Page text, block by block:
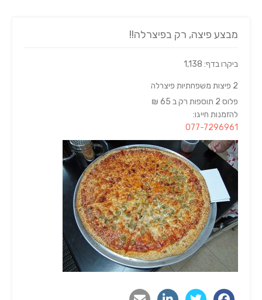
מבצע פיצה, רק בפיצרלה!!
ביקרו בדף: 1,138
2 פיצות משפחתיות פיצרלה
פלוס 2 תוספות רק ב 65 ₪
להזמנות חייגו:
077-7296961